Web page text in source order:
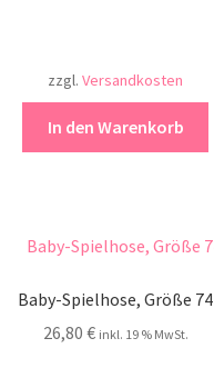
zzgl. Versandkosten
In den Warenkorb
Baby-Spielhose, Größe 74
26,80 € inkl. 19 % MwSt.